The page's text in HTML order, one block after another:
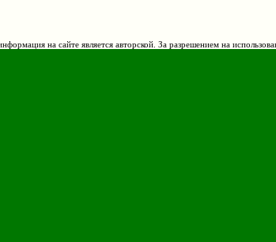
на сайте является авторской. За разрешением на